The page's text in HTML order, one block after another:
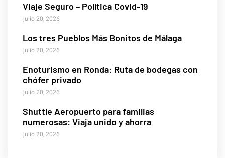
Viaje Seguro – Política Covid-19
julio 20, 2026
Los tres Pueblos Más Bonitos de Málaga
julio 20, 2026
Enoturismo en Ronda: Ruta de bodegas con
chófer privado
julio 20, 2026
Shuttle Aeropuerto para familias
numerosas: Viaja unido y ahorra
julio 20, 2026